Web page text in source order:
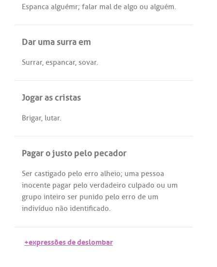
Espanca alguémr; falar mal de algo ou alguém.
Dar uma surra em
Surrar, espancar, sovar.
Jogar as cristas
Brigar, lutar.
Pagar o justo pelo pecador
Ser castigado pelo erro alheio; uma pessoa
inocente pagar pelo verdadeiro culpado ou um
grupo inteiro ser punido pelo erro de um
indivíduo não identificado.
+expressões de deslombar